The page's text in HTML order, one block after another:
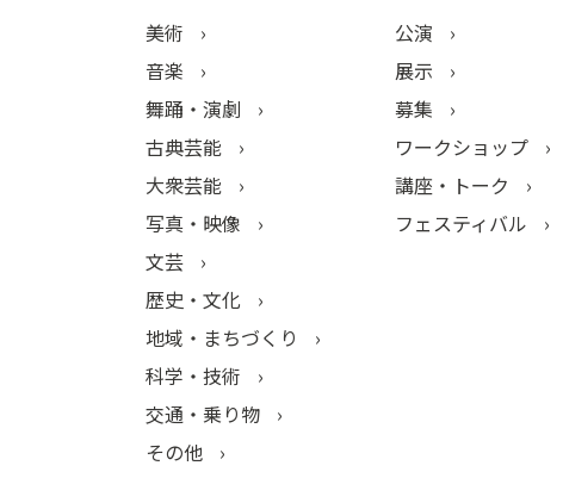
美術
音楽
舞踊・演劇
古典芸能
大衆芸能
写真・映像
文芸
歴史・文化
地域・まちづくり
科学・技術
交通・乗り物
その他
公演
展示
募集
ワークショップ
講座・トーク
フェスティバル